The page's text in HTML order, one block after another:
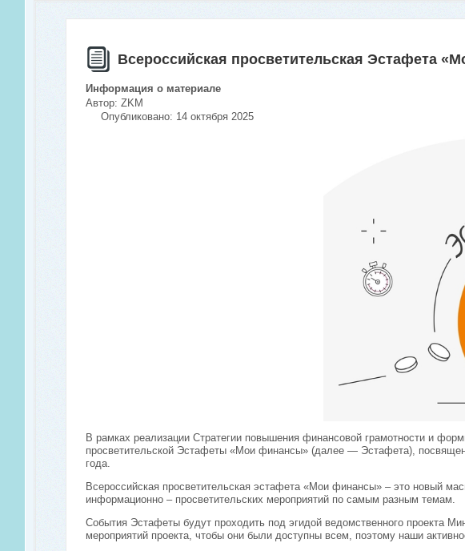
Всероссийская просветительская Эстафета
Информация о материале
Автор:ZKM
Опубликовано: 14 октября 2025
В рамках реализации Стратегии повышения финансовой грамотности и
просветительской Эстафеты «Мои финансы» (далее — Эстафета),
года.
Всероссийская просветительская эстафета «Мои финансы» – это новый
информационно – просветительских мероприятий по самым разным темам.
События Эстафеты будут проходить под эгидой ведомственного проекта
мероприятий проекта, чтобы они были доступны всем, поэтому наши